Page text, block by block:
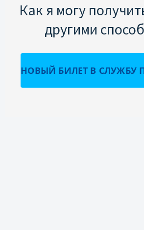
Как я могу
другими
НОВЫЙ БИЛЕТ В СЛУЖБУ